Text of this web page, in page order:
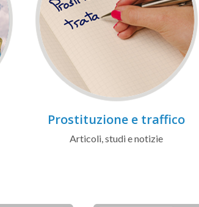
Prostituzione e traffico
Articoli, studi e notizie